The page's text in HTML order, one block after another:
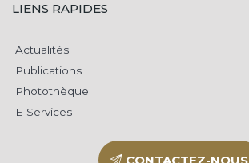
LIENS RAPIDES
Actualités
Publications
Photothèque
E-Services